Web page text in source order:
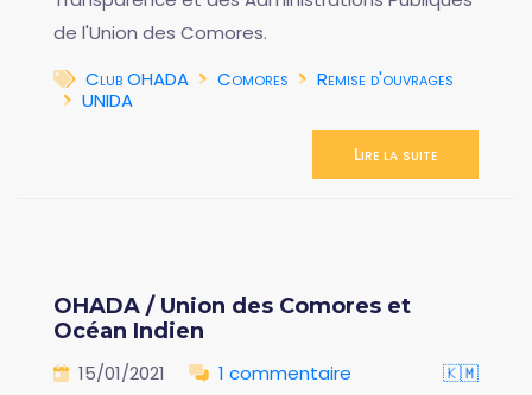
de l'Union des Comores.
Club OHADA
Comores
Remise d'ouvrages
UNIDA
Lire la suite
OHADA / Union des Comores et
Océan Indien
15/01/2021 1 commentaire 🇰🇲